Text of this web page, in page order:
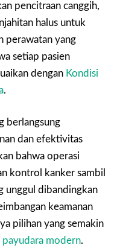
pencitraan canggih,
halus untuk
perawatan yang
setiap pasien
dengan Kondisi
.
berlangsung
dan efektivitas
bahwa operasi
kontrol kanker sambil
unggul dibandingkan
keamanan
pilihan yang semakin
payudara modern.